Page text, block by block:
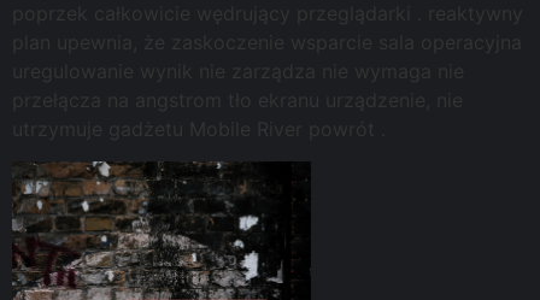
poprzek całkowicie wędrujący przeglądarki . reaktywny
plan upewnia, że zaskoczenie wsparcie sala operacyjna
uregulowanie wynik nie zarządza nie wymaga nie
przełącza na angstrom tło ekranu urządzenie, nie
utrzymuje gadżetu Mobile River powrót .